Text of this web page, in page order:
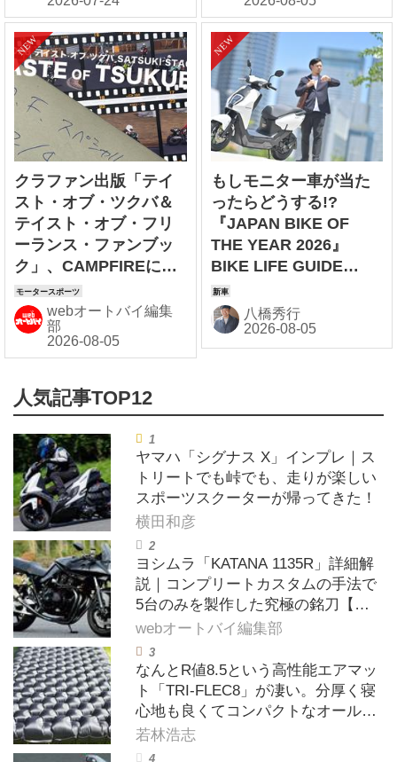
も……【スズキのバイ
ク！ の新車ニュース】
クラファン出版「テイ
スト・オブ・ツクバ＆
テイスト・オブ・フリ
ーランス・ファンブッ
ク」、CAMPFIREにて
募集開始！
webオートバイ編集
部
もしモニター車が当た
ったらどうする!?
『JAPAN BIKE OF
THE YEAR 2026』
BIKE LIFE GUIDE
【HONDA ICON e:
編】 八橋秀行
ヤマハ「シグナス X」インプレ｜ス
トリートでも峠でも、走りが楽しい
スポーツスクーターが帰ってきた！
横田和彦
ヨシムラ「KATANA 1135R」詳細解
説｜コンプリートカスタムの手法で
5台のみを製作した究極の銘刀【ヨ
シムラ伝】
webオートバイ編集部
なんとR値8.5という高性能エアマッ
ト「TRI-FLEC8」が凄い。分厚く寝
心地も良くてコンパクトなオールシ
ーズン対応マットを試してみた〈若
林浩志のスーパー・カブカブ・ダイ
若林浩志